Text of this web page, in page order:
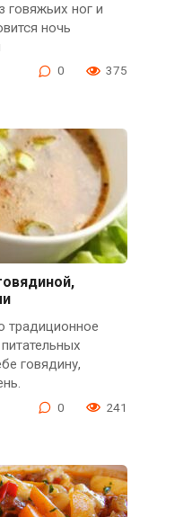
говяжьих ног и
ночь
0 375
традиционное
говядину,
0 241